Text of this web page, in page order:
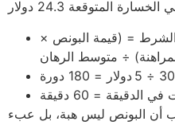
الشرط = (قيمة البونص ×